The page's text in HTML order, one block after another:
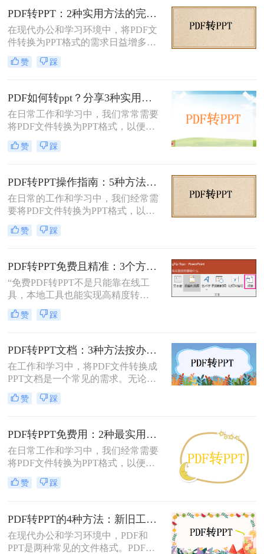
转ppt”这个问题，说到底要看你的
PDF是纯文字扫描件、带复杂表格的
课件，还是带大量图片的教案——不
同情况方法完全不同。下面我按实际
使用场景，把试过好用的几个方法整
理出来，不吹不黑，优缺点都说明
PDF转PPT：2种实用方法的完整操作流程和格式保留对比！
在现代办公和学习环境中，将PDF文
件转换为PPT格式的需求日益增多。
无论是为了更方便地编辑内容，还是
为了在演示文稿中更好地展示信息，
能。那么如何把PDF转换成PPT呢？
本文将介绍两种高效的PDF转PPT方
法，帮助您根据自己的需求选择最合
适的方式。
赞 踩
PDF如何转ppt？分享3种实用的压缩方法！
在日常工作和学习中，我们常常需要
将PDF文件转换为PPT格式，以便进
行演示或进一步编辑。PDF文件以其
固定格式和跨平台的优势而广受欢
辑功能和动态展示效果。那么PDF如
何转PPT呢？本文将介绍三种将PDF
转换为PPT的方法，帮助您轻松完成
这一任务。
赞 踩
PDF转PPT操作指南：5种方法的具体操作流程和参数设置！
在日常的工作和学习中，我们经常需
要将PDF文件转换为PPT格式，以便
进行演示或编辑。PDF文件以其固定
格式和跨平台的优势而广受欢迎，但
和动态展示效果。那么pdf转ppt怎么
操作呢？本文将介绍五种将PDF转换
为PPT的方法，帮助您轻松完成这一
任务。
赞 踩
PDF转PPT免费且精准：3个方法的转换精度和避坑指南！
“免费PDF转PPT不是只能靠在线工
具，本地工具也能实现高精度转
换”在职场办公与自媒体创作中，将
PDF格式的报告、课件、素材转为可
需求。但多数人在寻找免费转换方法
时，要么遭遇操作繁琐的困境，要么
面临转换后格式错乱、信息丢失的问
题，甚至担心文件隐私泄露
赞 踩
PDF转PPT文档：3种方法按办公场景（汇报/教学/合同）选择！
在工作和学习中，将PDF文件转换成
PPT文档是一个常见的需求。无论是
为了制作演示文稿、提取内容还是重
新排版，掌握几种有效的转换方法都
ppt文档呢？本文将介绍三种常用的
PDF转PPT的方法，帮助您轻松完成
PDF到PPT的转换。
赞 踩
PDF转PPT免费用：2种最实用的操作路径和避坑要点！
在日常工作和学习中，我们经常需要
将PDF文件转换为PPT格式，以便进
行演示或编辑。那么怎么把pdf转换成
ppt免费呢？本文将介绍两种免费将
完成转换任务。
赞 踩
PDF转PPT的4种方法：新旧工具对比，哪个更适合批量转换！
在现代办公和学习环境中，PDF和
PPT是两种常见的文件格式。PDF文